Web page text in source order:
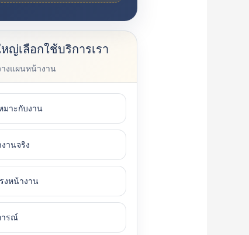
ญ่เลือกใช้บริการเรา
งแผนหน้างาน
มาะกับงาน
านจริง
งหน้างาน
ารณ์